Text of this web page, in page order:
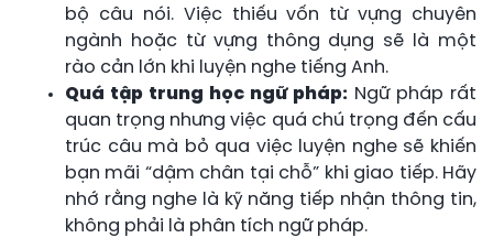
bộ câu nói. Việc thiếu vốn từ vựng chuyên
ngành hoặc từ vựng thông dụng sẽ là một
rào cản lớn khi luyện nghe tiếng Anh.
Quá tập trung học ngữ pháp: Ngữ pháp rất
quan trọng nhưng việc quá chú trọng đến cấu
trúc câu mà bỏ qua việc luyện nghe sẽ khiến
bạn mãi “dậm chân tại chỗ” khi giao tiếp. Hãy
nhớ rằng nghe là kỹ năng tiếp nhận thông tin,
không phải là phân tích ngữ pháp.